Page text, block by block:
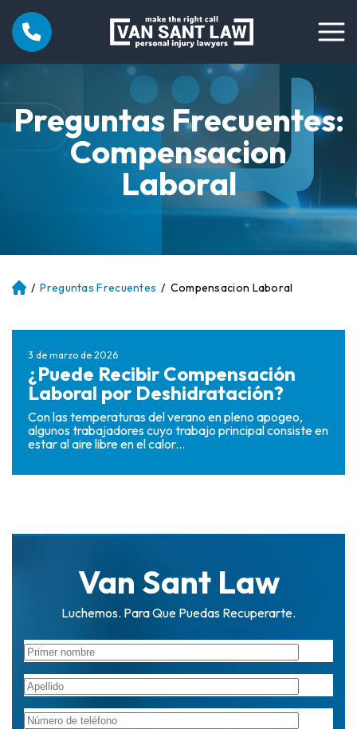
Preguntas Frecuentes:
Compensacion
Laboral
Ini / Preguntas Frecuentes / Compensacion Laboral
3 de marzo de 2026
¿Puede Recibir Compensación
Laboral por Deshidratación?
Con las temperaturas del verano en pleno apogeo,
algunos trabajadores cuyo trabajo principal consiste en
estar al aire libre en el calor...
Van Sant Law
Luchemos. Para Que Puedas Recuperarte.